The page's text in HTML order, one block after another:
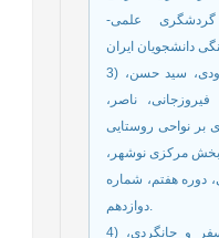
مرکز گردشگری علمی-
3) بدری، سید علی، مطیعی لنگرودی، سید حسن،
ناصر،
بر نواحی روستایی
بخش مرکزی نوشهر،
دوره هفتم، شماره
دوازدهم.
4) بول، آدریان، 1379، اقتصاد سفر و جانگردی،